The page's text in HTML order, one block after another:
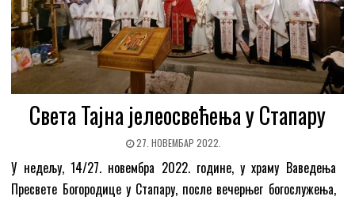
Света Тајна јелеосвећења у Стапару
27. НОВЕМБАР 2022.
У недељу, 14/27. новембра 2022. године, у храму Ваведења
Пресвете Богородице у Стапару, после вечерњег богослужења,